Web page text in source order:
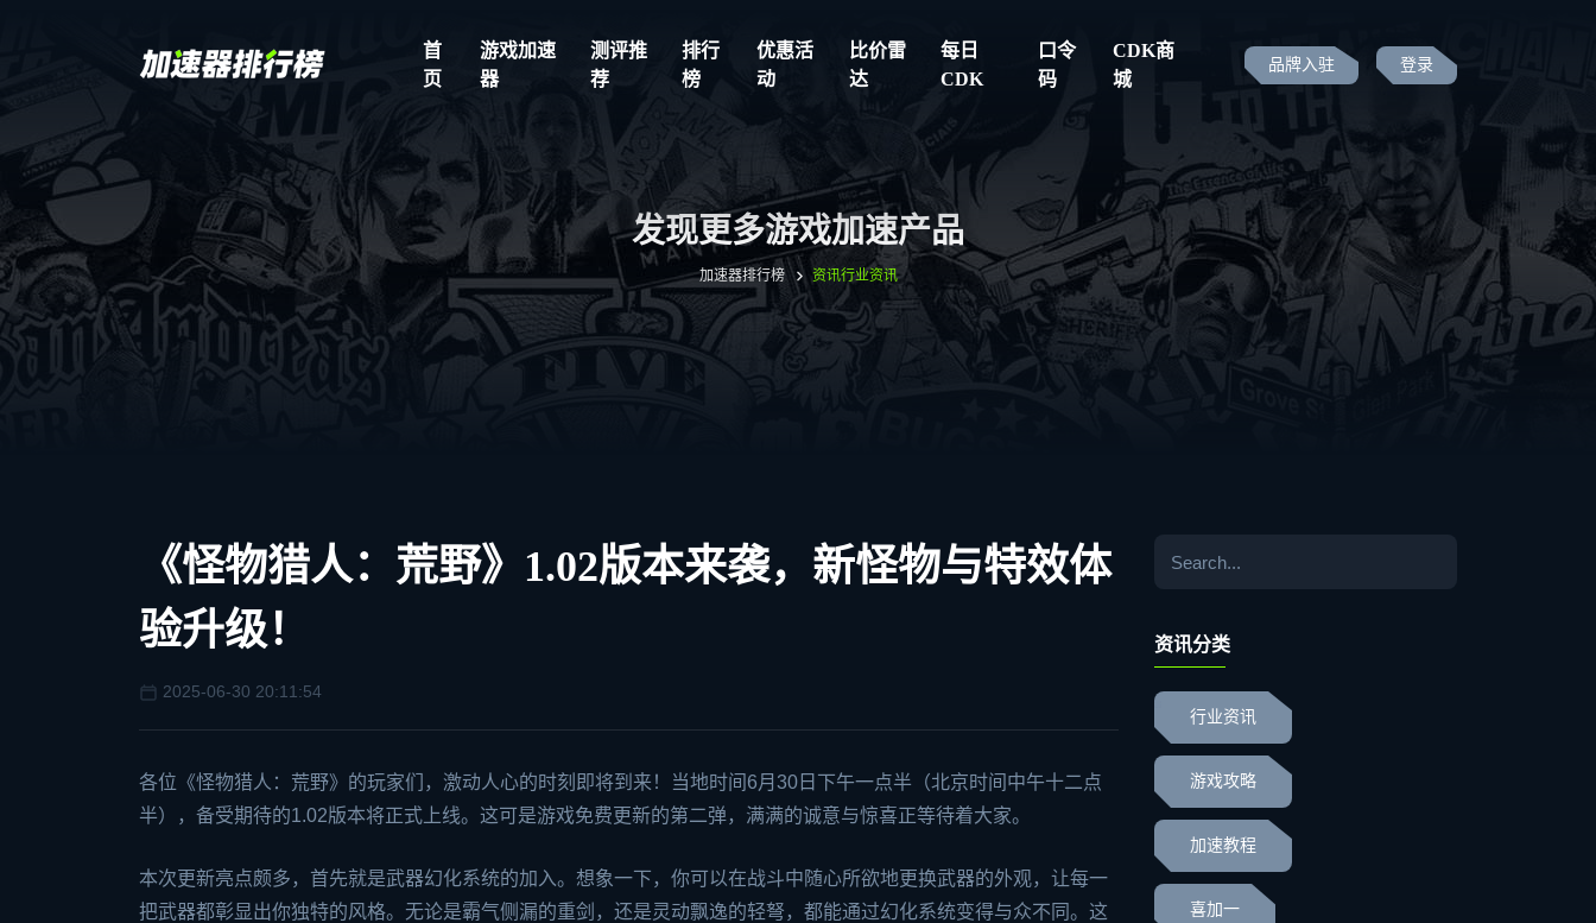
首
页
游戏加速
器
测评推
荐
排行
榜
优惠活
动
比价雷
达
每日
CDK
口令
码
CDK商
城
品牌入驻 登录
发现更多游戏加速产品
加速器排行榜 资讯行业资讯
《怪物猎人：荒野》1.02版本来袭，新怪物与特效体
验升级！
2025-06-30 20:11:54
各位《怪物猎人：荒野》的玩家们，激动人心的时刻即将到来！当地时间6月30日下午一点半（北京时间中午十二点
半），备受期待的1.02版本将正式上线。这可是游戏免费更新的第二弹，满满的诚意与惊喜正等待着大家。
本次更新亮点颇多，首先就是武器幻化系统的加入。想象一下，你可以在战斗中随心所欲地更换武器的外观，让每一
把武器都彰显出你独特的风格。无论是霸气侧漏的重剑，还是灵动飘逸的轻弩，都能通过幻化系统变得与众不同。这
资讯分类
行业资讯
游戏攻略
加速教程
喜加一